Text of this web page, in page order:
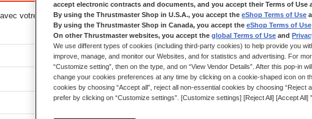
votre adresse e-mail.
Créer un compte
adresses, suivre
CRÉER UN
accept electronic contracts and documents, and you accept their Terms of Use
By using the Thrustmaster Shop in U.S.A., you accept the eShop Terms of Use
By using the Thrustmaster Shop in Canada, you accept the eShop Terms of Use
On other Thrustmaster websites, you accept the global Terms of Use and
We use different types of cookies (including third-party cookies) to help provide you
improve, manage, and monitor our Websites, and for statistics and advertising. For
“Customize setting”, then on the type, and on “View Vendor Details”. After this pop-in
change your cookies preferences at any time by clicking on a cookie-shaped icon on
cookies by choosing “Accept all”, reject all non-essential cookies by choosing “Reject
prefer by clicking on “Customize settings”. [Customize settings] [Reject All] [Accept All] ”